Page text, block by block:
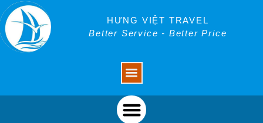
Skip
to
content
HƯNG VIỆT TRAVEL
Better Service - Better Price
Menu
Post
navigation